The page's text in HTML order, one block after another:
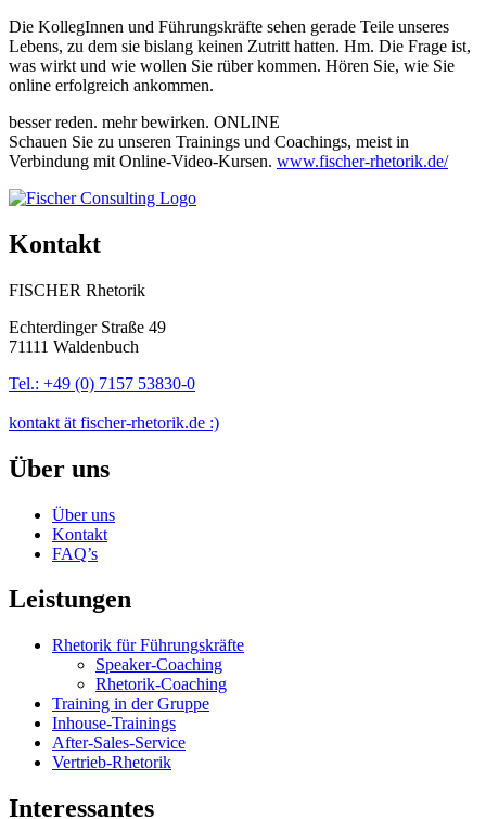
Die KollegInnen und Führungskräfte sehen gerade Teile unseres
Lebens, zu dem sie bislang keinen Zutritt hatten. Hm. Die Frage ist,
was wirkt und wie wollen Sie rüber kommen. Hören Sie, wie Sie
online erfolgreich ankommen.
besser reden. mehr bewirken. ONLINE
Schauen Sie zu unseren Trainings und Coachings, meist in
Verbindung mit Online-Video-Kursen. www.fischer-rhetorik.de/
Kontakt
FISCHER Rhetorik
Echterdinger Straße 49
71111 Waldenbuch
Tel.: +49 (0) 7157 53830-0
kontakt ät fischer-rhetorik.de :)
Über uns
Über uns
Kontakt
FAQ’s
Leistungen
Rhetorik für Führungskräfte
Speaker-Coaching
Rhetorik-Coaching
Training in der Gruppe
Inhouse-Trainings
After-Sales-Service
Vertrieb-Rhetorik
Interessantes